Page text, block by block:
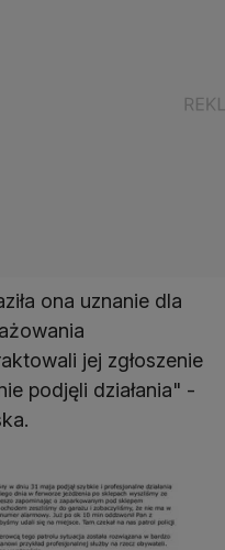
ona uznanie dla
jej zgłoszenie
podjęli działania" -